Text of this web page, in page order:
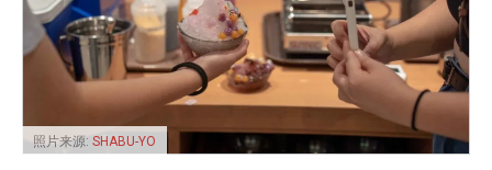
照片来源: SHABU-YO